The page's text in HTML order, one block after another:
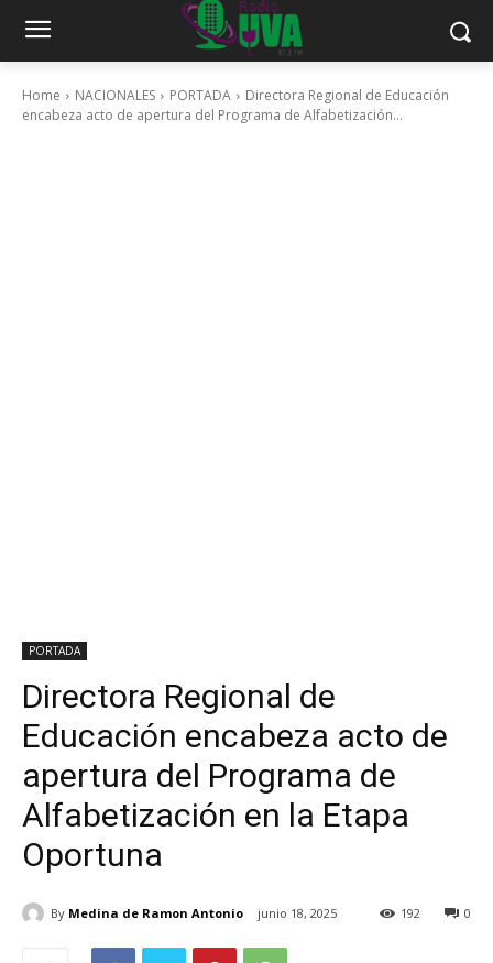
Home NACIONALES PORTADA
Directora Regional de Educación
encabeza acto de apertura del Programa de Alfabetización...
PORTADA
Directora Regional de
Educación encabeza acto de
apertura del Programa de
Alfabetización en la Etapa
Oportuna
By Medina de Ramon Antonio junio 18, 2025 0
192